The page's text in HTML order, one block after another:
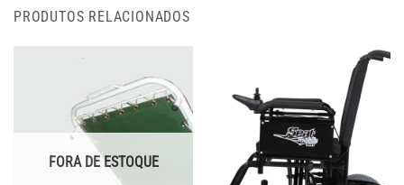
PRODUTOS RELACIONADOS
FORA DE ESTOQUE